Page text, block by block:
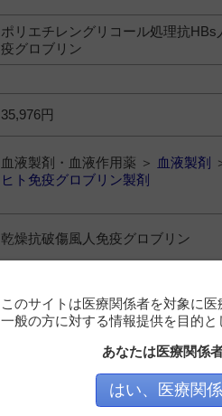
ポリエチレングリコール処理抗HBs
疫グロブリン
35,976円
血液製剤・血液作用薬 ＞ 血液製剤
ヒト免疫グロブリン製剤
乾燥抗破傷風人免疫グロブリン
【販】ＣＳＬベーリング
血液製剤・血液作用薬 ＞血液製剤
ヒト免疫グロブリン製剤
このサイトは医療関係者を対象に医
一般の方に対する情報提供を目的と
あなたは医療関係
はい、医療関